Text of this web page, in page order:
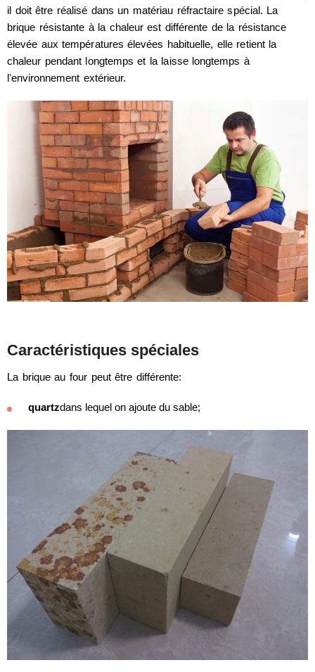
il doit être réalisé dans un matériau réfractaire spécial. La
brique résistante à la chaleur est différente de la résistance
élevée aux températures élevées habituelle, elle retient la
chaleur pendant longtemps et la laisse longtemps à
l'environnement extérieur.
Caractéristiques spéciales
La brique au four peut être différente:
quartzdans lequel on ajoute du sable;